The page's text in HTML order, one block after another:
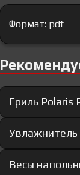
Формат: pdf
Гриль Polaris
Увлажнитель
Весы